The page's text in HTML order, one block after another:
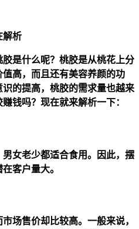
解析
是什么呢？桃胶是从桃花上分
高，而且还有美容养颜的功
的提高，桃胶的需求量也越来
钱吗？现在就来解析一下：
女老少都适合食用。因此，摆
客户量大。
场售价却比较高。一般来说，